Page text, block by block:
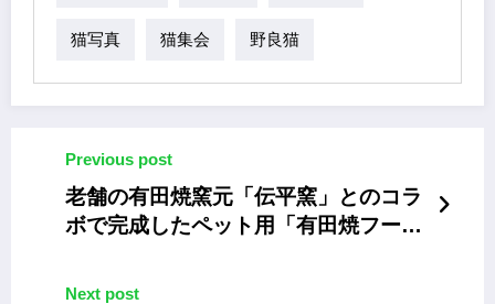
猫写真 猫集会 野良猫
Previous post
老舗の有田焼窯元「伝平窯」とのコラ
ボで完成したペット用「有田焼フード
Next post